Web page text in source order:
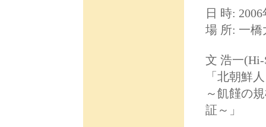
日 時:
場 所: 一橋
文 浩一(Hi-
「北朝鮮
～飢饉の
証～」